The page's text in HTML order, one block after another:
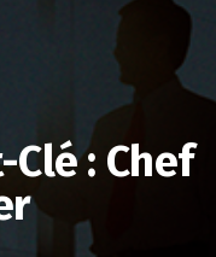
: Chef